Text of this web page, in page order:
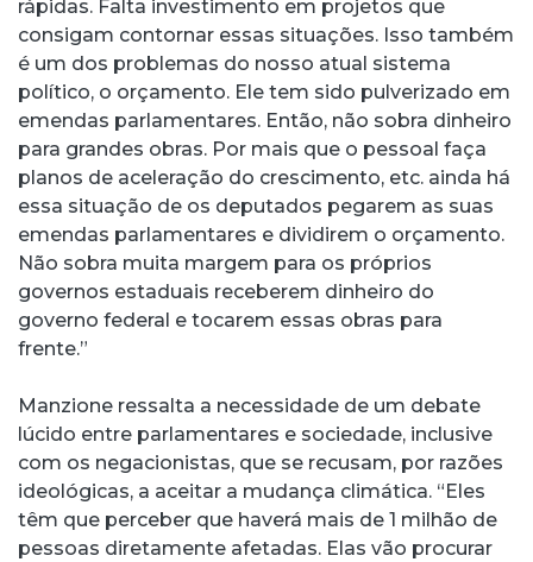
rápidas. Falta investimento em projetos que
consigam contornar essas situações. Isso também
é um dos problemas do nosso atual sistema
político, o orçamento. Ele tem sido pulverizado em
emendas parlamentares. Então, não sobra dinheiro
para grandes obras. Por mais que o pessoal faça
planos de aceleração do crescimento, etc. ainda há
essa situação de os deputados pegarem as suas
emendas parlamentares e dividirem o orçamento.
Não sobra muita margem para os próprios
governos estaduais receberem dinheiro do
governo federal e tocarem essas obras para
frente.”
Manzione ressalta a necessidade de um debate
lúcido entre parlamentares e sociedade, inclusive
com os negacionistas, que se recusam, por razões
ideológicas, a aceitar a mudança climática. “Eles
têm que perceber que haverá mais de 1 milhão de
pessoas diretamente afetadas. Elas vão procurar